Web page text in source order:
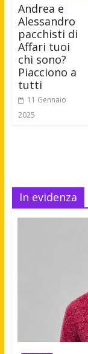
Andrea e
Alessandro
pacchisti di
Affari tuoi
chi sono?
Piacciono a
tutti
11 Gennaio
2025
In evidenza